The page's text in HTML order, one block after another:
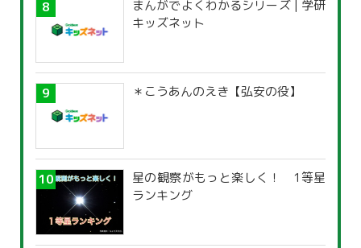
まんがでよくわかるシリーズ | 学研
キッズネット
＊こうあんのえき【弘安の役】
星の観察がもっと楽しく！ 1等星
ランキング